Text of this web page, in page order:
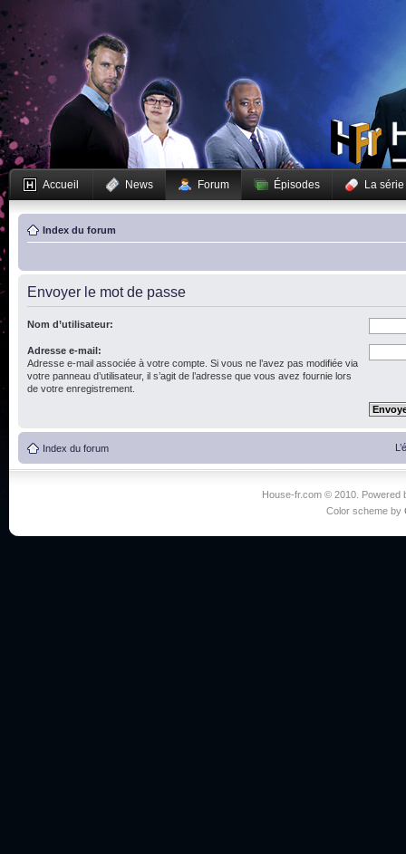
Accueil News Forum Épisodes La série
Index du forum
Envoyer le mot de passe
Nom d’utilisateur:
Adresse e-mail:
Adresse e-mail associée à votre compte. Si vous ne l’avez pas modifiée via
votre panneau d’utilisateur, il s’agit de l’adresse que vous avez fournie lors
de votre enregistrement.
Index du forum
House-fr.com © 2010. Powered
Color scheme by